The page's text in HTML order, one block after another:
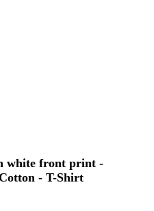
white front print -
- T-Shirt